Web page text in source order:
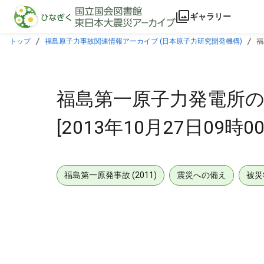
本文に飛ぶ
ギャラリー
トップ 福島原子力事故関連情報アーカイブ (日本原子力研究開発機構)
福島第一原子力発電所
[2013年10月27日09時
福島第一原発事故 (2011) 震災への備え 被災